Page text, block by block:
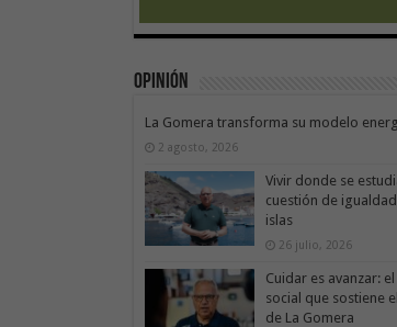
Opinión
La Gomera transforma su modelo
2 agosto, 2026
Vivir donde se
cuestión de
islas
26 julio, 2026
Cuidar es avanzar:
social que sostiene
de La Gomera